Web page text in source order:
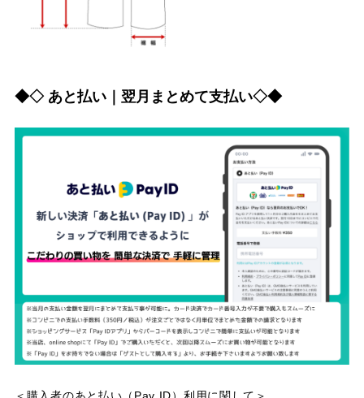
◆◇ あと払い｜翌月まとめて支払い◇◆
＜購入者のあと払い（Pay ID）利用に関して＞